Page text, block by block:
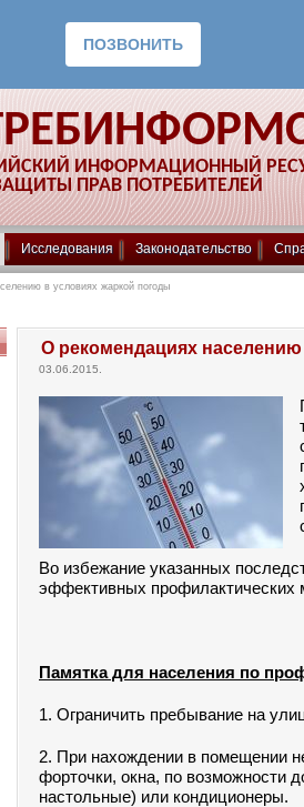
ИНФОРМАЦИОННЫЙ
ПРАВ ПОТРЕБИТЕЛЕЙ
Исследования Законодательство
в условиях жаркой погоды
О рекомендациях
03.06.2015.
Во избежание указанных
эффективных профилактических
Памятка для населения по
1. Ограничить пребывание на
2. При нахождении в помещении
форточки, окна, по возможности
настольные) или кондиционеры.